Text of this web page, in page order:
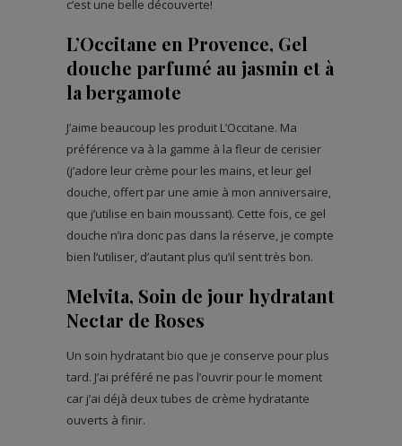
c’est une belle découverte!
L’Occitane en Provence, Gel
douche parfumé au jasmin et à
la bergamote
J’aime beaucoup les produit L’Occitane. Ma
préférence va à la gamme à la fleur de cerisier
(j’adore leur crème pour les mains, et leur gel
douche, offert par une amie à mon anniversaire,
que j’utilise en bain moussant). Cette fois, ce gel
douche n’ira donc pas dans la réserve, je compte
bien l’utiliser, d’autant plus qu’il sent très bon.
Melvita, Soin de jour hydratant
Nectar de Roses
Un soin hydratant bio que je conserve pour plus
tard. J’ai préféré ne pas l’ouvrir pour le moment
car j’ai déjà deux tubes de crème hydratante
ouverts à finir.